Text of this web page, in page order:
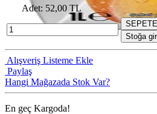
Adet: 52,00 TL
Stoğa
Alışveriş Listeme Ekle
Paylaş
Hangi Mağazada Stok Var?
En geç Kargoda!